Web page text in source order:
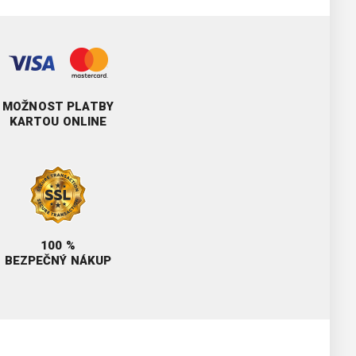
MOŽNOST PLATBY
KARTOU ONLINE
100 %
BEZPEČNÝ NÁKUP